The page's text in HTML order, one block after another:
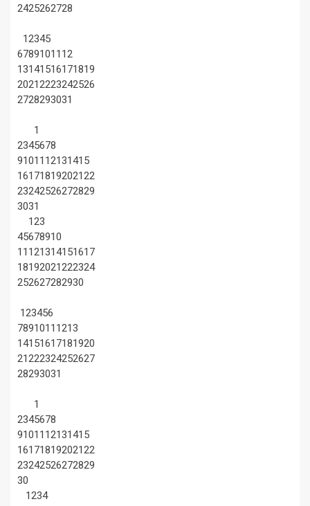
2425262728
12345
67891011 12
13141516171819
20212223242526
2728293031
1
2345678
91011 12131415
16171819202122
23242526272829
3031
123
45678910
11 121314151617
18192021222324
252627282930
123456
7891011 1213
14151617181920
21222324252627
28293031
1
2345678
91011 12131415
16171819202122
23242526272829
30
1234